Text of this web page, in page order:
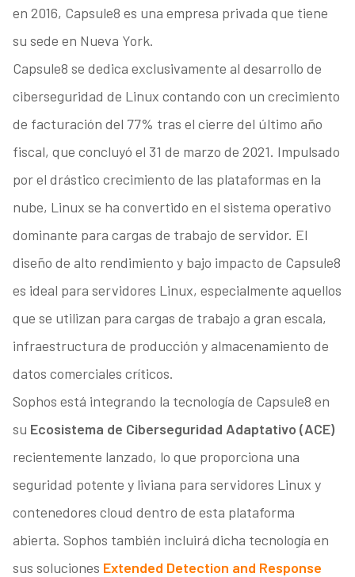
en 2016, Capsule8 es una empresa privada que tiene
su sede en Nueva York.
Capsule8 se dedica exclusivamente al desarrollo de
ciberseguridad de Linux contando con un crecimiento
de facturación del 77% tras el cierre del último año
fiscal, que concluyó el 31 de marzo de 2021. Impulsado
por el drástico crecimiento de las plataformas en la
nube, Linux se ha convertido en el sistema operativo
dominante para cargas de trabajo de servidor. El
diseño de alto rendimiento y bajo impacto de Capsule8
es ideal para servidores Linux, especialmente aquellos
que se utilizan para cargas de trabajo a gran escala,
infraestructura de producción y almacenamiento de
datos comerciales críticos.
Sophos está integrando la tecnología de Capsule8 en
su Ecosistema de Ciberseguridad Adaptativo (ACE)
recientemente lanzado, lo que proporciona una
seguridad potente y liviana para servidores Linux y
contenedores cloud dentro de esta plataforma
abierta. Sophos también incluirá dicha tecnología en
sus soluciones Extended Detection and Response